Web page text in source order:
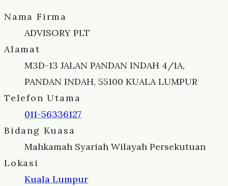
Nama Firma
ADVISORY PLT
Alamat
M3D-13 JALAN PANDAN INDAH 4/1A,
PANDAN INDAH, 55100 KUALA LUMPUR
Telefon Utama
011-56336127
Bidang Kuasa
Mahkamah Syariah Wilayah Persekutuan
Lokasi
Kuala Lumpur